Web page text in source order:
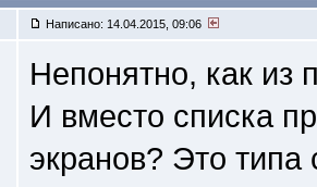
Написано: 14.04.2015, 09:06
Непонятно, как из
И вместо списка
экранов? Это